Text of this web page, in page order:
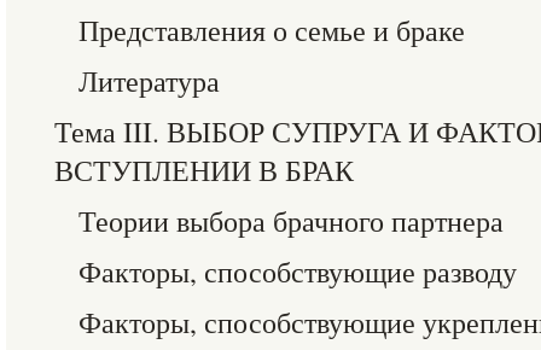
Представления о семье и браке
Литература
Тема III. ВЫБОР СУПРУГА И
ВСТУПЛЕНИИ В БРАК
Теории выбора брачного партнера
Факторы, способствующие разводу
Факторы, способствующие